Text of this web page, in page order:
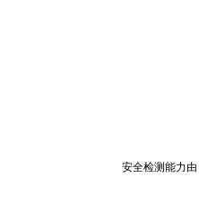
安全检测能力由